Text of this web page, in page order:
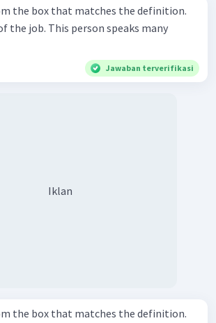
the box that matches the definition.
speaks many
Jawaban terverifikasi
Iklan
the box that matches the definition.